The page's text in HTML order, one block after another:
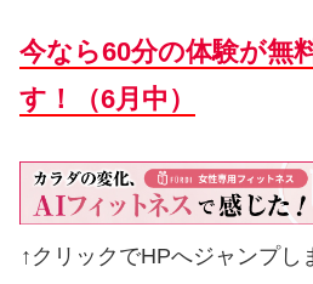
今なら60分の体験が無
す！（6月中）
↑クリックでHPへジャンプし